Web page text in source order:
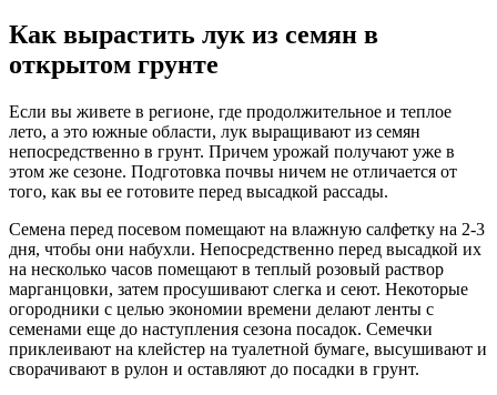
Как вырастить лук из семян в
открытом грунте
Если вы живете в регионе, где продолжительное и теплое
лето, а это южные области, лук выращивают из семян
непосредственно в грунт. Причем урожай получают уже в
этом же сезоне. Подготовка почвы ничем не отличается от
того, как вы ее готовите перед высадкой рассады.
Семена перед посевом помещают на влажную салфетку на 2-3
дня, чтобы они набухли. Непосредственно перед высадкой их
на несколько часов помещают в теплый розовый раствор
марганцовки, затем просушивают слегка и сеют. Некоторые
огородники с целью экономии времени делают ленты с
семенами еще до наступления сезона посадок. Семечки
приклеивают на клейстер на туалетной бумаге, высушивают и
сворачивают в рулон и оставляют до посадки в грунт.